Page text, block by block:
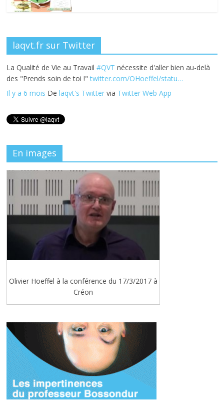
laqvt.fr sur Twitter
La Qualité de Vie au Travail#QVT nécessite d'aller bien au-delà
des "Prends soin de toi !"twitter.com/OHoeffel/statu…
Il y a 6 mois Delaqvt's Twitter via Twitter Web App
En images
Olivier Hoeffel à la conférence du 17/3/2017 à
Créon